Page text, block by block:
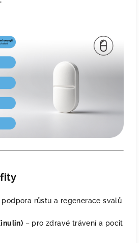
podpora růstu a regenerace svalů
– pro zdravé trávení a pocit